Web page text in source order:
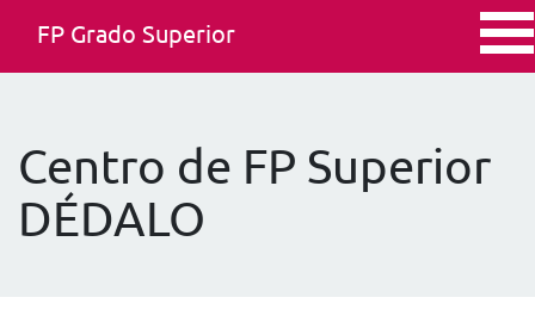
FP Grado Superior
Centro de FP Superior
DÉDALO